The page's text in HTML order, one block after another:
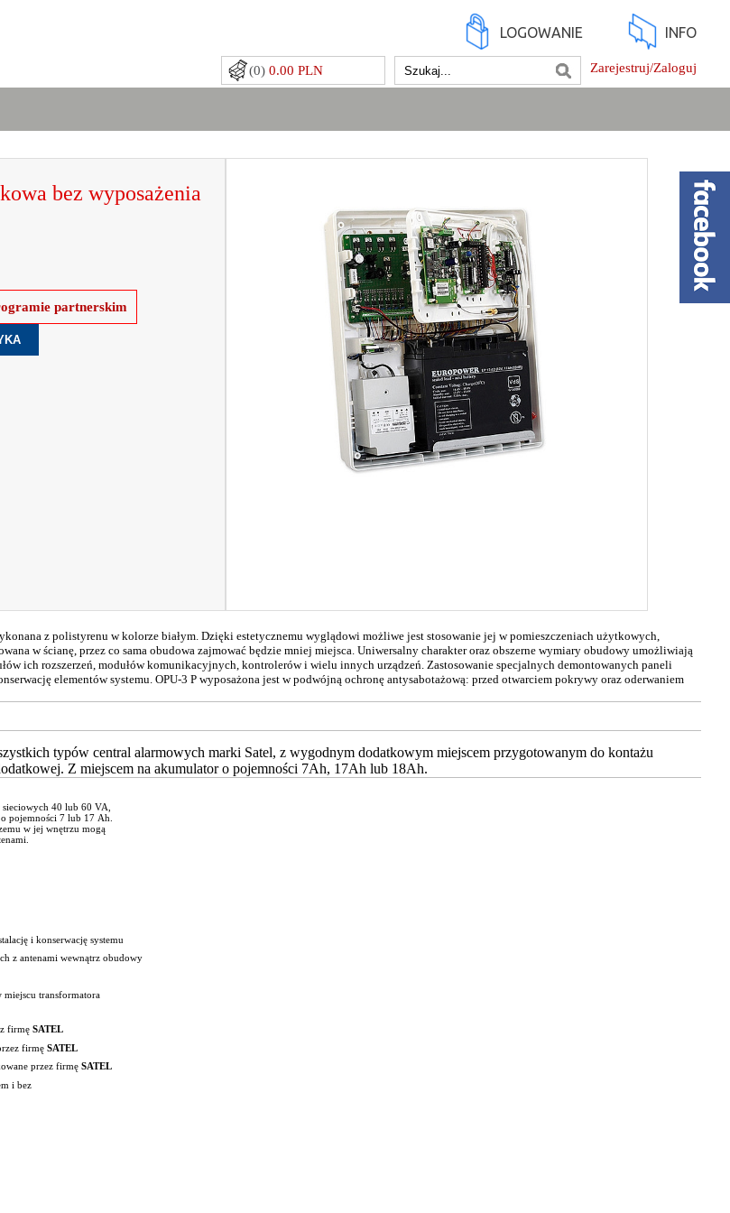
LOGOWANIE INFO
Zarejestruj/Zaloguj
(0) 0.00 PLN
bez wyposażenia
partnerskim
z polistyrenu w kolorze białym. Dzięki estetycznemu wyglądowi możliwe jest stosowanie jej w pomieszczeniach użytkowych,
w ścianę, przez co sama obudowa zajmować będzie mniej miejsca. Uniwersalny charakter oraz obszerne wymiary obudowy umożliwiają
ich rozszerzeń, modułów komunikacyjnych, kontrolerów i wielu innych urządzeń. Zastosowanie specjalnych demontowanych paneli
elementów systemu. OPU-3 P wyposażona jest w podwójną ochronę antysabotażową: przed otwarciem pokrywy oraz oderwaniem
typów central alarmowych marki Satel, z wygodnym dodatkowym miejscem przygotowanym do kontażu
Z miejscem na akumulator o pojemności 7Ah, 17Ah lub 18Ah.
40 lub 60 VA,
pojemności 7 lub 17 Ah.
w jej wnętrzu mogą
i konserwację systemu
z antenami wewnątrz obudowy
miejscu transformatora
firmęSATEL
firmęSATEL
przez firmęSATEL
i bez